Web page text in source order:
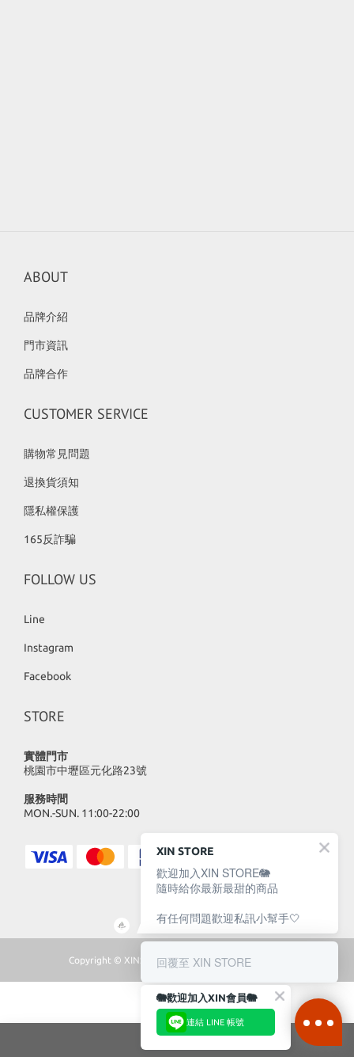
加入購物車
ABOUT
品牌介紹
門市資訊
品牌合作
CUSTOMER SERVICE
購物常見問題
退換貨須知
隱私權保護
165反詐騙
FOLLOW US
Line
Instagram
Facebook
STORE
實體門市
桃園市中壢區元化路23號
服務時間
MON.-SUN. 11:00-22:00
Copyright © XINSTORE 2023 | All Rights Reserved
XIN STORE
歡迎加入XIN STORE🐘
隨時給你最新最甜的商品
有任何問題歡迎私訊小幫手🤍
回覆至 XIN STORE
🐘歡迎加入XIN會員🐘
連結 LINE 帳號